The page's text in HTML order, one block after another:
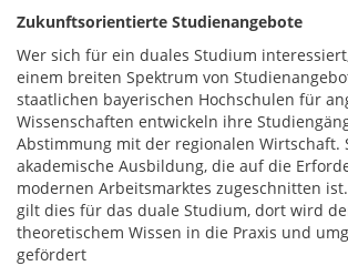
Zukunftsorientierte Studienangebote
Wer sich für ein duales Studium
einem breiten Spektrum von
staatlichen bayerischen Hochschulen für
Wissenschaften entwickeln ihre
Abstimmung mit der regionalen Wirtschaft.
akademische Ausbildung, die auf die
modernen Arbeitsmarktes zugeschnitten
gilt dies für das duale Studium, dort wird
theoretischem Wissen in die Praxis und
gefördert